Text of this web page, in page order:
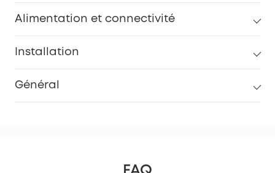
Alimentation et connectivité
Installation
Général